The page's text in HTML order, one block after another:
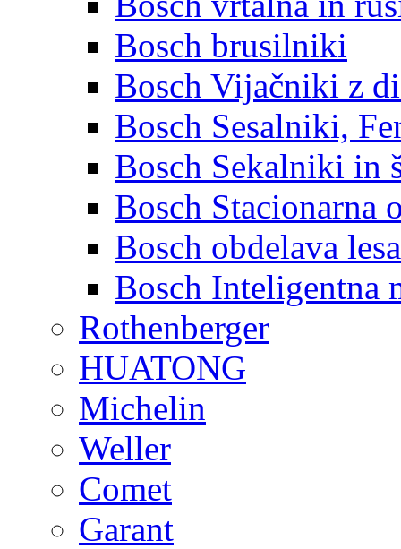
Bosch brusilniki
Bosch Vijačniki z
Bosch Sesalniki,
Bosch Sekalniki in
Bosch Stacionarna
Bosch obdelava lesa
Bosch Inteligentna
Rothenberger
HUATONG
Michelin
Weller
Comet
Garant